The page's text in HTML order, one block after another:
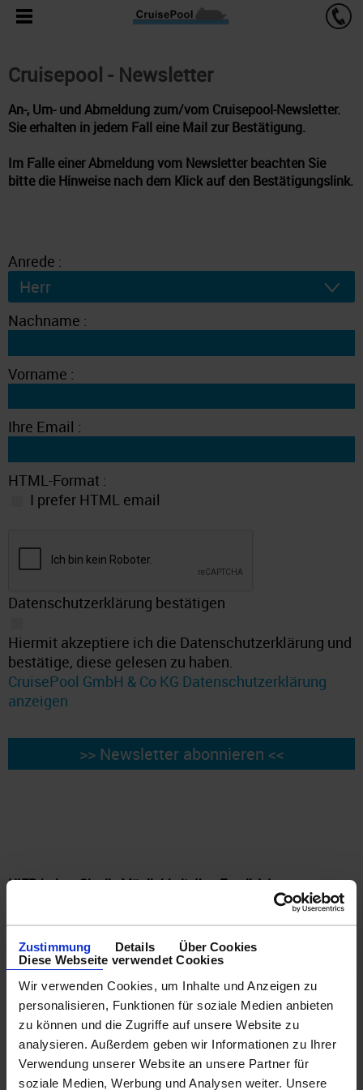
Zustimmung Details
Über Cookies
Diese Webseite verwendet Cookies
Wir verwenden Cookies, um Inhalte und Anzeigen zu
personalisieren, Funktionen für soziale Medien anbieten
zu können und die Zugriffe auf unsere Website zu
analysieren. Außerdem geben wir Informationen zu Ihrer
Verwendung unserer Website an unsere Partner für
soziale Medien, Werbung und Analysen weiter. Unsere
Cruisepool - Newsletter
An-, Um- und Abmeldung zum/vom Cruisepool-Newsletter.
Sie erhalten in jedem Fall eine Mail zur Bestätigung.
Im Falle einer Abmeldung vom Newsletter beachten Sie
bitte die Hinweise nach dem Klick auf den Bestätigungslink.
Anrede :
Nachname :
Vorname :
Ihre Email :
HTML-Format :
I prefer HTML email
Datenschutzerklärung bestätigen
Hiermit akzeptiere ich die Datenschutzerklärung und
bestätige, diese gelesen zu haben.
CruisePool GmbH & Co KG Datenschutzerklärung
anzeigen
HIER haben Sie die Möglichkeit, Ihre Email-Adresse zu
ÄNDERN oder unseren Newsletter ABZUBESTELLEN.
Bitte wählen Sie aus den entsprechenden Möglichkeiten.
Bitte tragen Sie hier Ihre aktuelle Emailadresse ein und
wählen Sie anschließend, ob diese ausgetragen oder
gewechselt werden soll.
Im Falle eines Wechsels tragen Sie bitte darunter Ihre neue
Email-Adresse ein
WICHTIG : Sie erhalten Sie eine Email mit einem Link zum
Bestätigen der Abmeldung.